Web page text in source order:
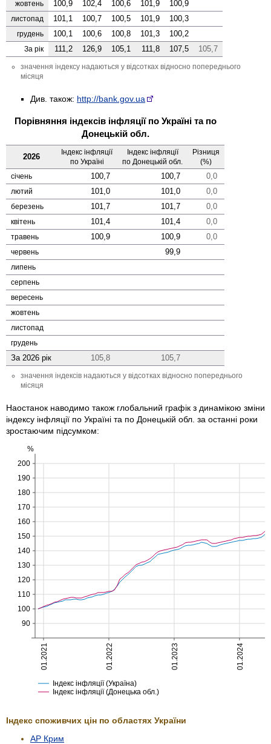
жовтень 100,9 102,4 100,6 101,9 100,9
листопад 101,1 100,7 100,5 101,9 100,3
грудень 100,1 100,6 100,8 101,3 100,2
За рік 111,2 126,9 105,1 111,8 107,5 105,7
значення індексу надаються у відсотках відносно попереднього
місяця
Див. також: http://bank.gov.ua
Порівняння індексів інфляції по Україні та по
Донецькій обл.
2026
Індекс інфляції
по Україні
Індекс інфляції
по Донецькій обл.
Різниця
(%)
січень
100,7 100,7 0,0
лютий 101,0 101,0 0,0
березень 101,7 101,7 0,0
квітень 101,4 101,4 0,0
травень 100,9 100,9 0,0
червень 99,9
липень
серпень
вересень
жовтень
листопад
грудень
За 2026 рік 105,8 105,7
значення індексів надаються у відсотках відносно попереднього
місяця
Наостанок наводимо також глобальний графік з динамікою зміни
індексу інфляції по Україні та по Донецькій обл. за останні роки
зростаючим підсумком:
01.2021 01.2022 01.2023 01.2024
90
100
110
120
130
140
150
160
170
180
190
200
%
Індекс інфляції (Україна)
Індекс інфляції (Донецька обл.)
Індекс споживчих цін по областях України
АР Крим